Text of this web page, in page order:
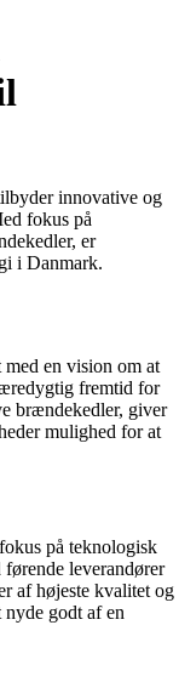
innovative og
fokus på
er
i Danmark.
en vision om at
fremtid for
brændekedler, giver
mulighed for at
på teknologisk
leverandører
af højeste kvalitet og
godt af en